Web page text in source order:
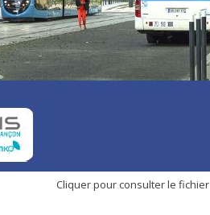
Cliquer pour consulter le fichier